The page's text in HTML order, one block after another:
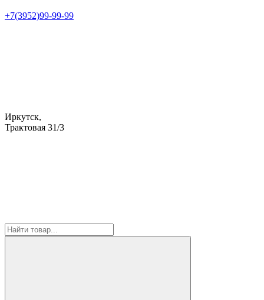
+7(3952)99-99-99
Иркутск,
Трактовая 31/3